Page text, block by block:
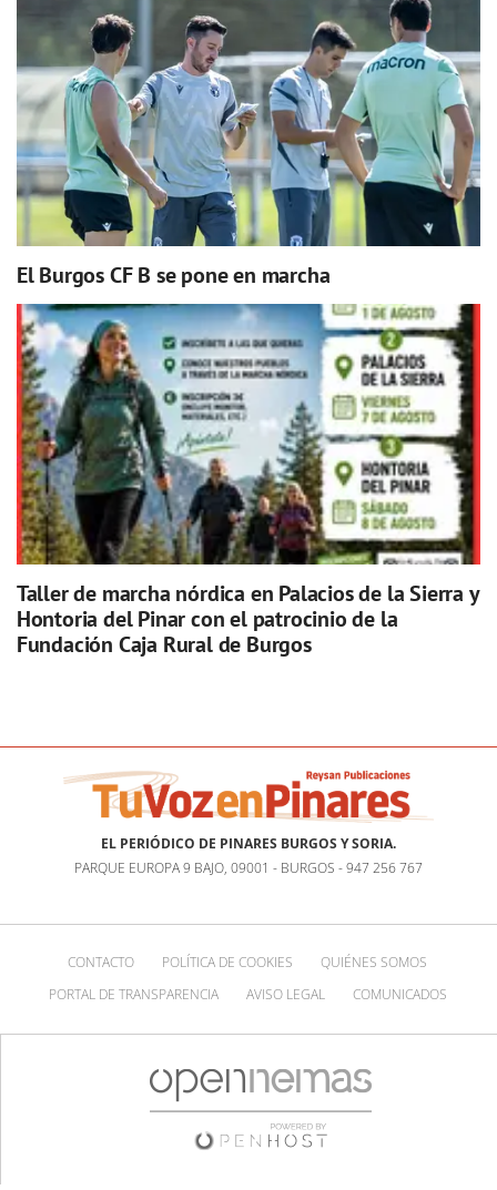
El Burgos CF B se pone en marcha
Taller de marcha nórdica en Palacios de la Sierra y
Hontoria del Pinar con el patrocinio de la
Fundación Caja Rural de Burgos
EL PERIÓDICO DE PINARES BURGOS Y SORIA.
PARQUE EUROPA 9 BAJO, 09001 - BURGOS - 947 256 767
CONTACTO POLÍTICA DE COOKIES
QUIÉNES SOMOS
PORTAL DE TRANSPARENCIA
AVISO LEGAL COMUNICADOS